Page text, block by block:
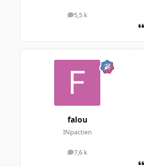
5,5 k
messages
falou
INpactien
7,6 k
messages